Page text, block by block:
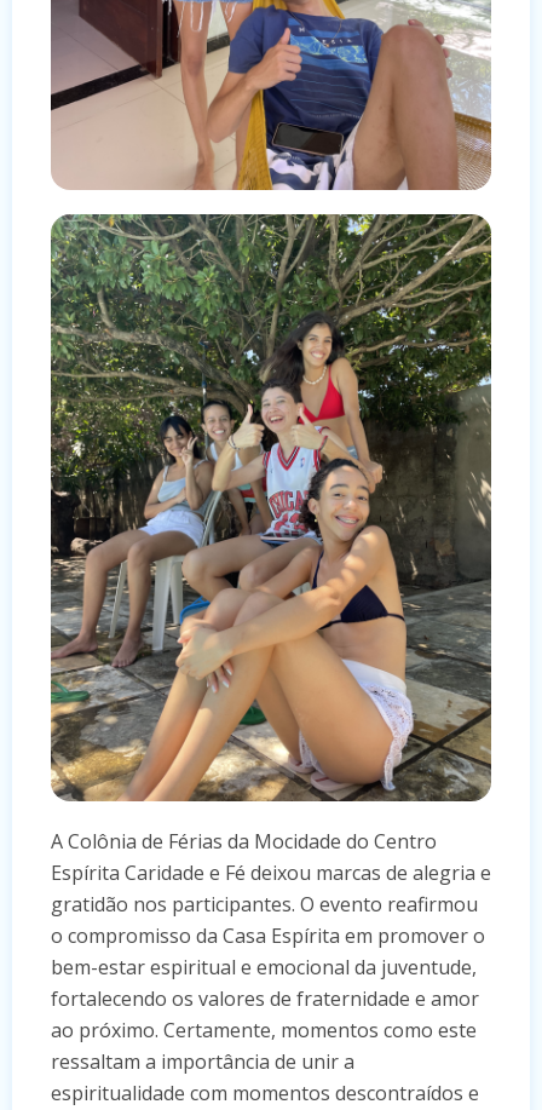
A Colônia de Férias da Mocidade do Centro
Espírita Caridade e Fé deixou marcas de alegria e
gratidão nos participantes. O evento reafirmou
o compromisso da Casa Espírita em promover o
bem-estar espiritual e emocional da juventude,
fortalecendo os valores de fraternidade e amor
ao próximo. Certamente, momentos como este
ressaltam a importância de unir a
espiritualidade com momentos descontraídos e